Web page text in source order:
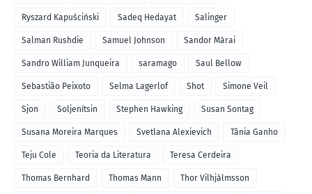
Ryszard Kapuściński Sadeq Hedayat Salinger
Salman Rushdie Samuel Johnson Sandor Márai
Sandro William Junqueira saramago Saul Bellow
Sebastião Peixoto Selma Lagerlof Shot Simone Veil
Sjon Soljenítsin Stephen Hawking Susan Sontag
Susana Moreira Marques Svetlana Alexievich Tânia Ganho
Teju Cole Teoria da Literatura Teresa Cerdeira
Thomas Bernhard Thomas Mann Thor Vilhjálmsson